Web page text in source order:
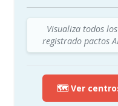
Visualiza todos
registrado pactos
🗺️ Ver